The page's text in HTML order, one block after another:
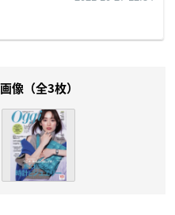
像（全3枚）